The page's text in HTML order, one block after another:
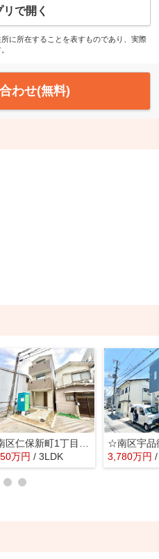
で開く
に所在することを表すものであり、実際
わせ(無料)
万円 / 3LDK 3,780万円